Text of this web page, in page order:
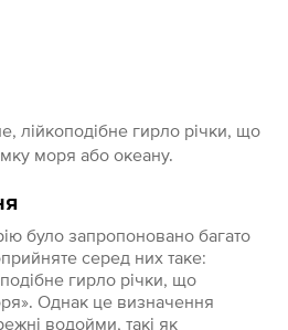
лійкоподібне гирло річки, що
моря або океану.
було запропоновано багато
серед них таке:
гирло річки, що
Однак це визначення
водойми, такі як